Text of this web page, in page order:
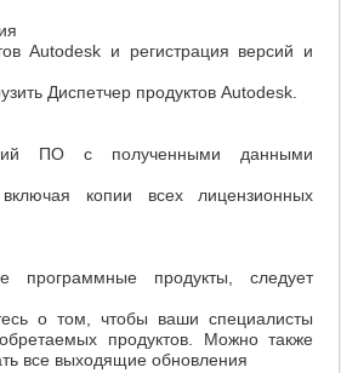
Autodesk и регистрация версий и
Диспетчер продуктов Autodesk.
ПО с полученными данными
копии всех лицензионных
программные продукты, следует
о том, чтобы ваши специалисты
продуктов. Можно также
все выходящие обновления